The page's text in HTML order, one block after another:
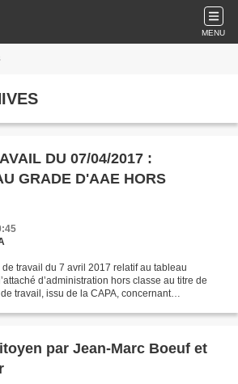
MENU
DU 07/04/2017 :
GRADE D'AAE HORS
travail du 7 avril 2017 relatif au tableau
d’administration hors classe au titre de
travail, issu de la CAPA, concernant
par Jean-Marc Boeuf et